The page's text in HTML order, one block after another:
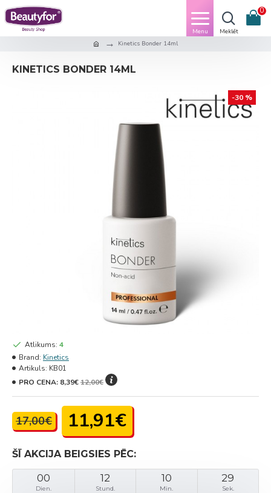
0
Kinetics Bonder 14ml
KINETICS BONDER 14ML
-30 %
ŠĪ AKCIJA BEIGSIES PĒC:
00
Dien.
12
Stund.
10
Min.
29
Sek.
17,00€ 11,91€
Atlikums: 4
Brand: Kinetics
Artikuls: KB01
PRO CENA: 8,39€12,00€